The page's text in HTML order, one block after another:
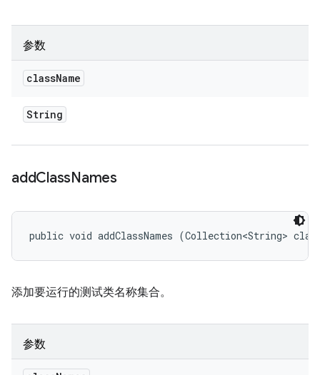
参数
className
String
addClassNames
public void addClassNames (Collection<String>
添加要运行的测试类名称集合。
参数